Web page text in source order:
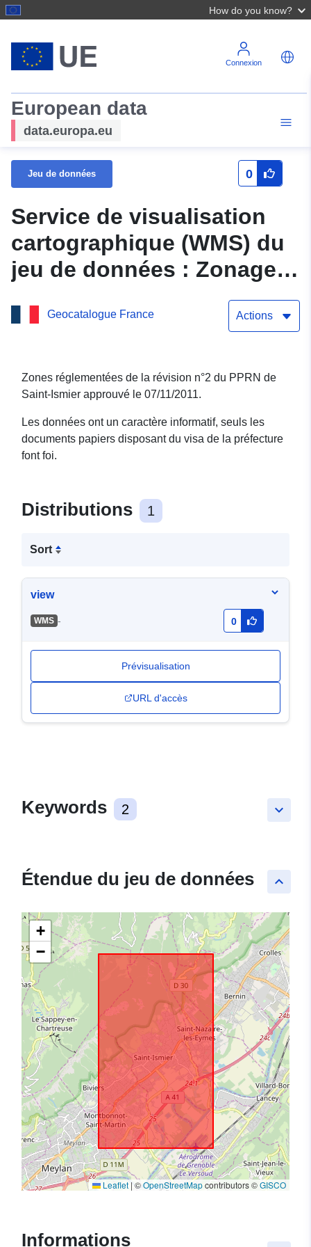
How do you know?
Connexion
European data
data.europa.eu
Jeu de données 0
Service de visualisation
cartographique (WMS) du
jeu de données : Zonage
réglementaire - révision
n°2 du PPRN de Saint-
Geocatalogue France Actions
Zones réglementées de la révision n°2 du PPRN de
Saint-Ismier approuvé le 07/11/2011.
Les données ont un caractère informatif, seuls les
documents papiers disposant du visa de la préfecture
font foi.
Distributions 1
Sort
view
WMS - 0
Prévisualisation
URL d'accès
keyboard_arrow_down
Keywords 2
keyboard_arrow_up
Étendue du jeu de données
+
−
Leaflet | ©OpenStreetMapcontributors ©GISCO
Informations